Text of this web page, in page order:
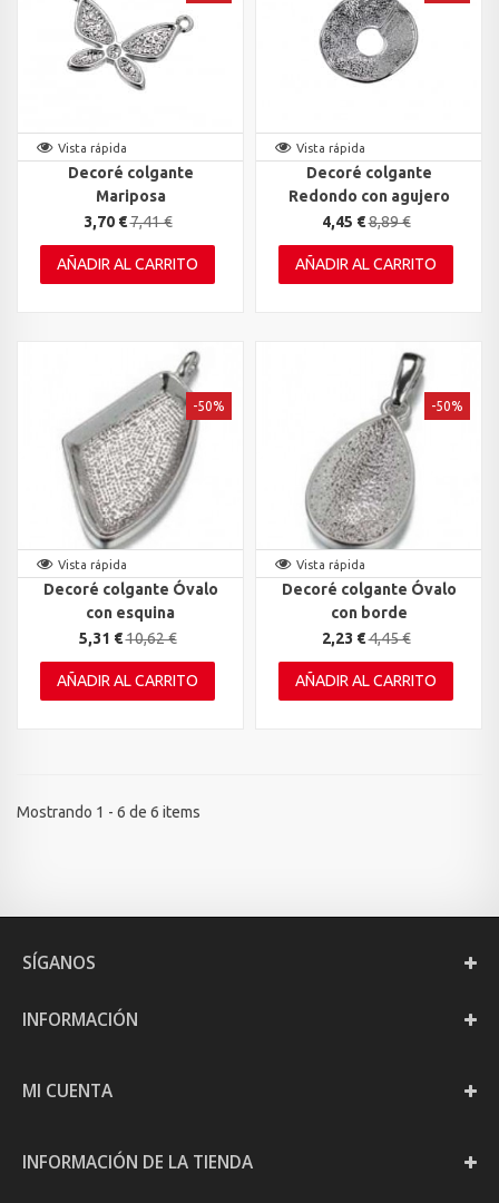
Vista rápida
Decoré colgante
Mariposa
3,70 €7,41 €
AÑADIR AL CARRITO
Vista rápida
Decoré colgante
Redondo con agujero
4,45 €8,89 €
AÑADIR AL CARRITO
Vista rápida
Decoré colgante Óvalo
con esquina
5,31 €10,62 €
-50%
AÑADIR AL CARRITO
Vista rápida
Decoré colgante Óvalo
con borde
2,23 €4,45 €
-50%
AÑADIR AL CARRITO
Mostrando 1 - 6 de 6 items
SÍGANOS
INFORMACIÓN
MI CUENTA
INFORMACIÓN DE LA TIENDA